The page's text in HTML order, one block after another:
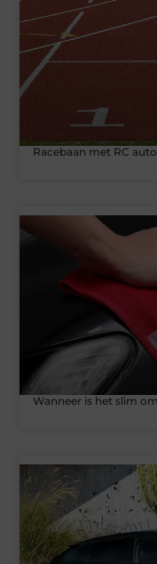
Racebaan met RC
Wanneer is het slim